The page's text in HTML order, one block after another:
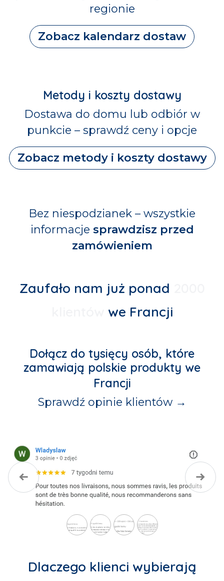
regionie
Zobacz kalendarz dostaw
Metody i koszty dostawy
Dostawa do domu lub odbiór w
punkcie – sprawdź ceny i opcje
Zobacz metody i koszty dostawy
Bez niespodzianek – wszystkie
informacje sprawdzisz przed
zamówieniem
Zaufało nam już ponad
we Francji
Dołącz do tysięcy osób, które
zamawiają polskie produkty we
Francji
Sprawdź opinie klientów →
Poprzedni
Dlacze​go klienci wybierają